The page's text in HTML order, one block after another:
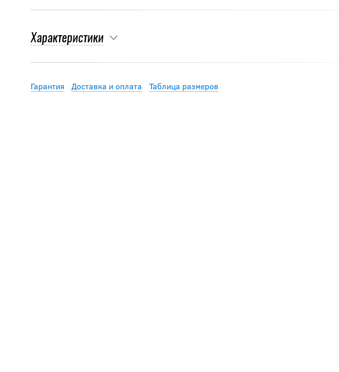
Характеристики
Гарантия Доставка и оплата Таблица размеров